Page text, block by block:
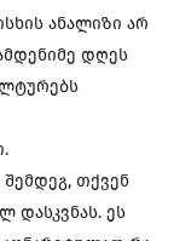
ანალიზი არ
დღეს
თქვენ
ეს